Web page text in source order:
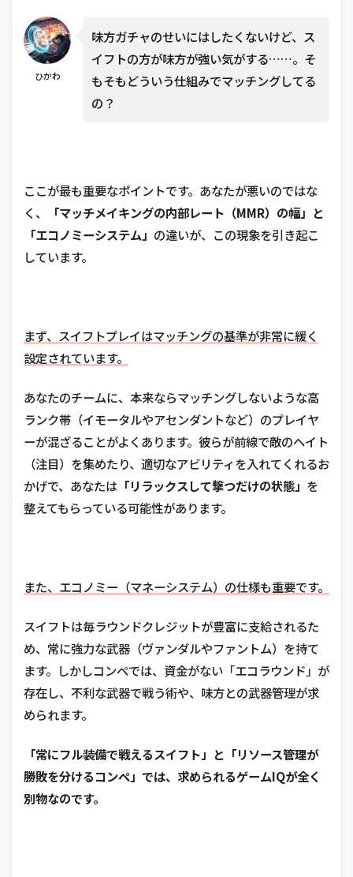
ひかわ
味方ガチャのせいにはしたくないけど、ス
イフトの方が味方が強い気がする……。そ
もそもどういう仕組みでマッチングしてる
の？
ここが最も重要なポイントです。あなたが悪いのではな
く、
「マッチメイキングの内部レート（MMR）の幅」と
「エコノミーシステム」 の違いが、この現象を引き起こ
しています。
まず、スイフトプレイはマッチングの基準が非常に緩く
設定されています。
あなたのチームに、本来ならマッチングしないような高
ランク帯（イモータルやアセンダントなど）のプレイヤ
ーが混ざることがよくあります。彼らが前線で敵のヘイト
（注目）を集めたり、適切なアビリティを入れてくれるお
かげで、あなたは 「リラックスして撃つだけの状態」 を
整えてもらっている可能性があります。
また、エコノミー（マネーシステム）の仕様も重要です。
スイフトは毎ラウンドクレジットが豊富に支給されるた
め、常に強力な武器（ヴァンダルやファントム）を持て
ます。しかしコンペでは、資金がない「エコラウンド」が
存在し、不利な武器で戦う術や、味方との武器管理が求
められます。
「常にフル装備で戦えるスイフト」と「リソース管理が
勝敗を分けるコンペ」では、求められるゲームIQが全く
別物なのです。